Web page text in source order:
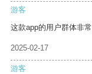
游客
这款app的用户群体非
2025-02-17
游客